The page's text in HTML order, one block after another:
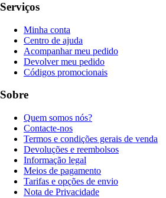
Serviços
Minha conta
Centro de ajuda
Acompanhar meu pedido
Devolver meu pedido
Códigos promocionais
Sobre
Quem somos nós?
Contacte-nos
Termos e condições gerais de venda
Devoluções e reembolsos
Informação legal
Meios de pagamento
Tarifas e opções de envio
Nota de Privacidade